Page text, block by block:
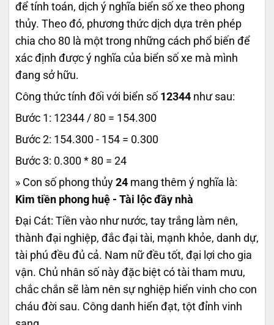
để tính toán, dịch ý nghĩa biển số xe theo phong
thủy. Theo đó, phương thức dịch dựa trên phép
chia cho 80 là một trong những cách phổ biến để
xác định được ý nghĩa của biển số xe mà mình
đang sở hữu.
Công thức tính đối với biển số 12344 như sau:
Bước 1: 12344 / 80 = 154.300
Bước 2: 154.300 - 154 = 0.300
Bước 3: 0.300 * 80 = 24
» Con số phong thủy 24 mang thêm ý nghĩa là:
Kim tiền phong huệ - Tài lộc đầy nhà
Đại Cát: Tiền vào như nước, tay trắng làm nên,
thành đại nghiệp, đắc đại tài, mạnh khỏe, danh dự,
tài phú đều đủ cả. Nam nữ đều tốt, đại lợi cho gia
vận. Chủ nhân số này đặc biệt có tài tham mưu,
chắc chắn sẽ làm nên sự nghiệp hiển vinh cho con
cháu đời sau. Công danh hiển đạt, tột đỉnh vinh